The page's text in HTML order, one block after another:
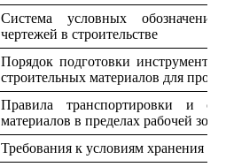
Система условных
чертежей в строительстве
Порядок подготовки
строительных материалов для
Правила транспортировки и
материалов в пределах рабочей зоны
Требования к условиям хранения